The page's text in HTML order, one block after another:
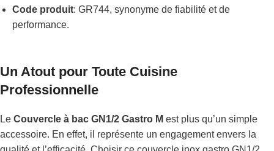
Code produit: GR744, synonyme de fiabilité et de
performance.
Un Atout pour Toute Cuisine
Professionnelle
Le Couvercle à bac GN1/2 Gastro M est plus qu’un simple
accessoire. En effet, il représente un engagement envers la